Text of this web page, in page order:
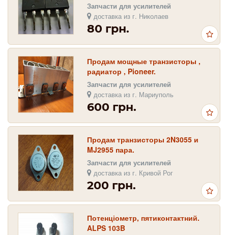
Запчасти для усилителей
доставка из г. Николаев
80 грн.
Продам мощные транзисторы ,
радиатор , Pioneer.
Запчасти для усилителей
доставка из г. Мариуполь
600 грн.
Продам транзисторы 2N3055 и
MJ2955 пара.
Запчасти для усилителей
доставка из г. Кривой Рог
200 грн.
Потенціометр, пятиконтактний.
ALPS 103B